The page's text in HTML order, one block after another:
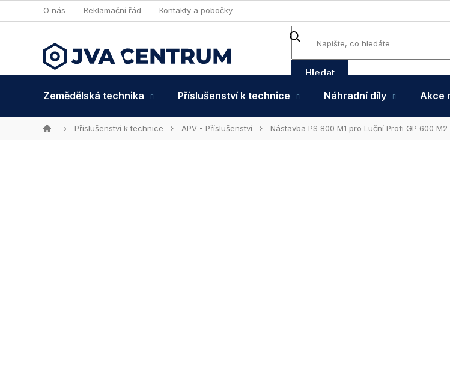
na
O nás Reklamační řád Kontakty a pobočky
Hledat
Zemědělská technika
Příslušenství k technice Náhradní díly Akce
DomůPříslušenství k technice APV - Příslušenství Nástavba PS 800 M1 pro Luční Profi GP 600 M2